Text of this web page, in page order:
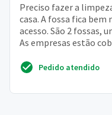
Preciso fazer a
casa. A fossa fica
acesso. São 2 fossas,
As empresas estão
Pedido atendido